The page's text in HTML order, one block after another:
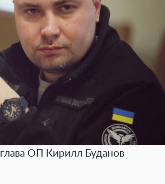
глава ОП Кирилл Буданов